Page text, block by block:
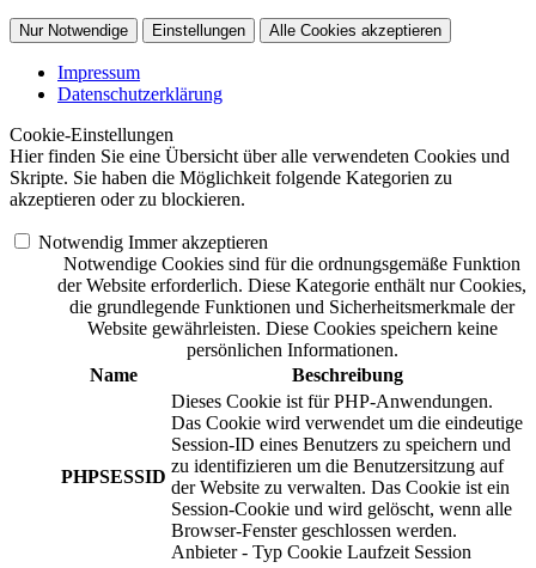
Nur Notwendige Einstellungen Alle Cookies akzeptieren
Impressum
Datenschutzerklärung
Cookie-Einstellungen
Hier finden Sie eine Übersicht über alle verwendeten Cookies und
Skripte. Sie haben die Möglichkeit folgende Kategorien zu
akzeptieren oder zu blockieren.
Notwendig Immer akzeptieren
Notwendige Cookies sind für die ordnungsgemäße Funktion
der Website erforderlich. Diese Kategorie enthält nur Cookies,
die grundlegende Funktionen und Sicherheitsmerkmale der
Website gewährleisten. Diese Cookies speichern keine
persönlichen Informationen.
Name
Beschreibung
PHPSESSID
Dieses Cookie ist für PHP-Anwendungen.
Das Cookie wird verwendet um die eindeutige
Session-ID eines Benutzers zu speichern und
zu identifizieren um die Benutzersitzung auf
der Website zu verwalten. Das Cookie ist ein
Session-Cookie und wird gelöscht, wenn alle
Browser-Fenster geschlossen werden.
Anbieter - Typ Cookie Laufzeit Session